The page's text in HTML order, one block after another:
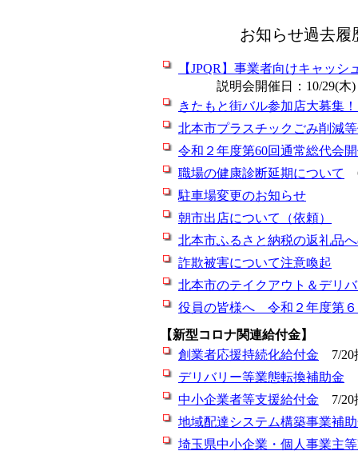
お知らせ過去履
【JPQR】事業者向けキャッシ
説明会開催日：10/29(木)
きたもと街バル参加店大募集
北本市プラスチックごみ削減
令和２年度第60回通常総代会
職場の健康診断延期について
駐車場変更のお知らせ
朝市出店について（依頼）
北本市ふるさと納税の返礼品
詐欺被害について注意喚起
北本市のテイクアウト＆デリ
役員の皆様へ 令和２年度第
【新型コロナ関連給付金】
創業者応援持続化給付金 7/
デリバリー等業態転換補助金
中小企業者等支援給付金 7/
地域配達システム構築事業補
埼玉県中小企業・個人事業主